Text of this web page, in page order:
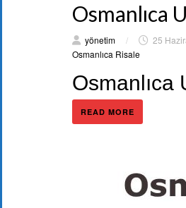
Osmanlıca
yönetim / 25
Osmanlıca Risale
Osmanlıca
READ MORE